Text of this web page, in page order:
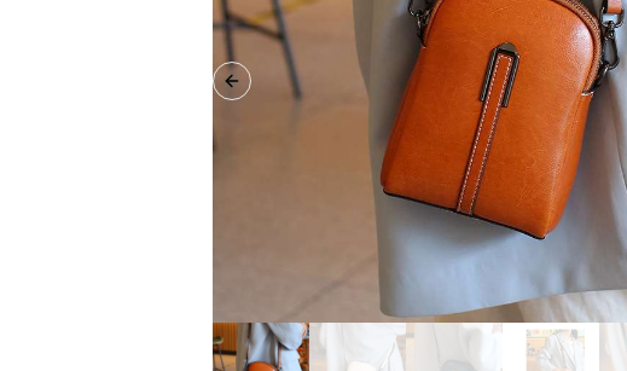
Previous slide